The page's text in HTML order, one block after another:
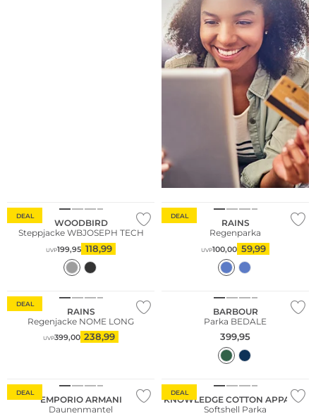
DEAL
WOODBIRD
Steppjacke WBJOSEPH TECH
UVP199,95 118,99
DEAL
RAINS
Regenparka
UVP100,00 59,99
DEAL
RAINS
Regenjacke NOME LONG
UVP399,00 238,99
BARBOUR
Parka BEDALE
399,95
DEAL
EMPORIO ARMANI
Daunenmantel
DEAL
KNOWLEDGE COTTON APPAREL
Softshell Parka